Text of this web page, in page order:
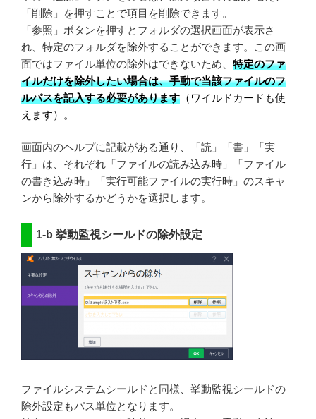
「削除」を押すことで項目を削除できます。
「参照」ボタンを押すとフォルダの選択画面が表示さ
れ、特定のフォルダを除外することができます。この画
面ではファイル単位の除外はできないため、 特定のファ
イルだけを除外したい場合は、手動で当該ファイルのフ
ルパスを記入する必要があります （ワイルドカードも使
えます）。
画面内のヘルプに記載がある通り、「読」「書」「実
行」は、それぞれ「ファイルの読み込み時」「ファイル
の書き込み時」「実行可能ファイルの実行時」のスキャ
ンから除外するかどうかを選択します。
1-b 挙動監視シールドの除外設定
ファイルシステムシールドと同様、挙動監視シールドの
除外設定もパス単位となります。